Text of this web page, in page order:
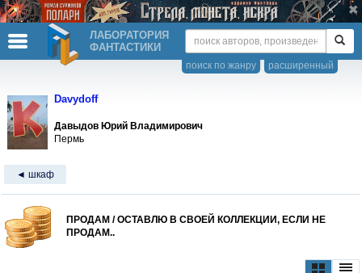
ЛАБОРАТОРИЯ
ФАНТАСТИКИ
расширенный
поиск по жанру
Davydoff
Давыдов Юрий Владимирович
Пермь
◄ шкаф
ПРОДАМ / ОСТАВЛЮ В СВОЕЙ КОЛЛЕКЦИИ, ЕСЛИ НЕ
ПРОДАМ..